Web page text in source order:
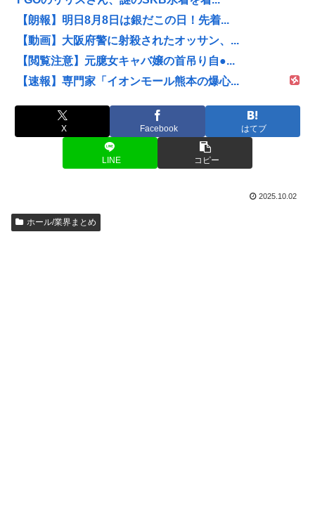
【朗報】明日8月8日は銀だこの日！先着...
【動画】大阪府警に射殺されたオッサン、...
【閲覧注意】元臆女キャバ嬢の首吊り自●...
【速報】専門家「イオンモール熊本の爆心...
X Facebook はてブ
LINE コピー
2025.10.02
ホール/業界まとめ